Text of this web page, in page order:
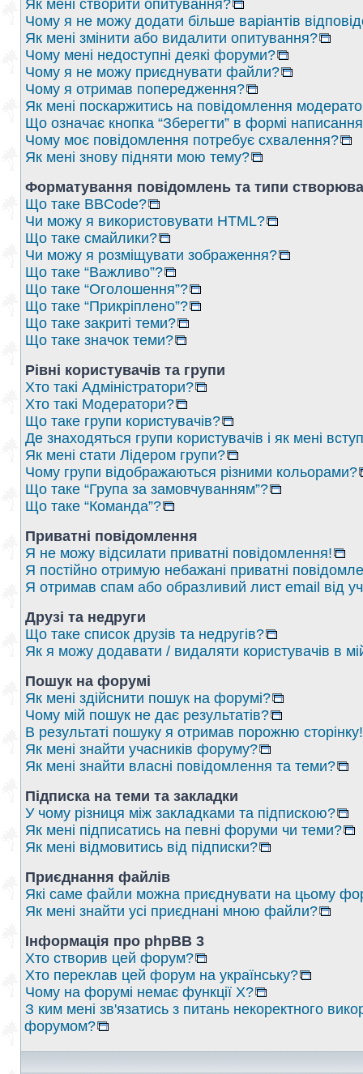
Як мені створити опитування?
Чому я не можу додати більше варіантів
Як мені змінити або видалити опитування?
Чому мені недоступні деякі форуми?
Чому я не можу приєднувати файли?
Чому я отримав попередження?
Як мені поскаржитись на повідомлення
Що означає кнопка “Зберегти” в формі
Чому моє повідомлення потребує схвалення?
Як мені знову підняти мою тему?
Форматування повідомлень та типи
Що таке BBCode?
Чи можу я використовувати HTML?
Що таке смайлики?
Чи можу я розміщувати зображення?
Що таке “Важливо”?
Що таке “Оголошення”?
Що таке “Прикріплено”?
Що таке закриті теми?
Що таке значок теми?
Рівні користувачів та групи
Хто такі Адміністратори?
Хто такі Модератори?
Що таке групи користувачів?
Де знаходяться групи користувачів і як мені
Як мені стати Лідером групи?
Чому групи відображаються різними кольорами?
Що таке “Група за замовчуванням”?
Що таке “Команда”?
Приватні повідомлення
Я не можу відсилати приватні повідомлення!
Я постійно отримую небажані приватні
Я отримав спам або образливий лист email від
Друзі та недруги
Що таке список друзів та недругів?
Як я можу додавати / видаляти користувачів в
Пошук на форумі
Як мені здійснити пошук на форумі?
Чому мій пошук не дає результатів?
В результаті пошуку я отримав порожню сторінку!
Як мені знайти учасників форуму?
Як мені знайти власні повідомлення та теми?
Підписка на теми та закладки
У чому різниця між закладками та підпискою?
Як мені підписатись на певні форуми чи теми?
Як мені відмовитись від підписки?
Приєднання файлів
Які саме файли можна приєднувати на цьому
Як мені знайти усі приєднані мною файли?
Інформація про phpBB 3
Хто створив цей форум?
Хто переклав цей форум на українську?
Чому на форумі немає функції X?
З ким мені зв'язатись з питань некоректного
форумом?